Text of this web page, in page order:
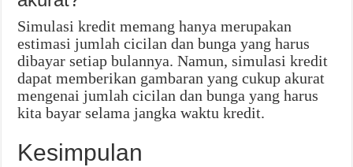
Simulasi kredit memang hanya merupakan
estimasi jumlah cicilan dan bunga yang harus
dibayar setiap bulannya. Namun, simulasi kredit
dapat memberikan gambaran yang cukup akurat
mengenai jumlah cicilan dan bunga yang harus
kita bayar selama jangka waktu kredit.
Kesimpulan